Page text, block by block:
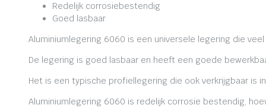
Redelijk corrosiebestendig
Goed lasbaar
Aluminiumlegering 6060 is een universele legering die
De legering is goed lasbaar en heeft een goede
Het is een typische profiellegering die ook verkrijgbaar is
Aluminiumlegering 6060 is redelijk corrosie bestendig,